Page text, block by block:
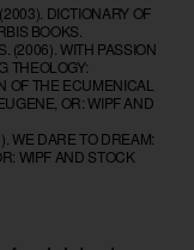
DICTIONARY OF
BOOKS.
(2006). WITH PASSION
THEOLOGY:
OF THE ECUMENICAL
OR: WIPF AND
WE DARE TO DREAM:
WIPF AND STOCK